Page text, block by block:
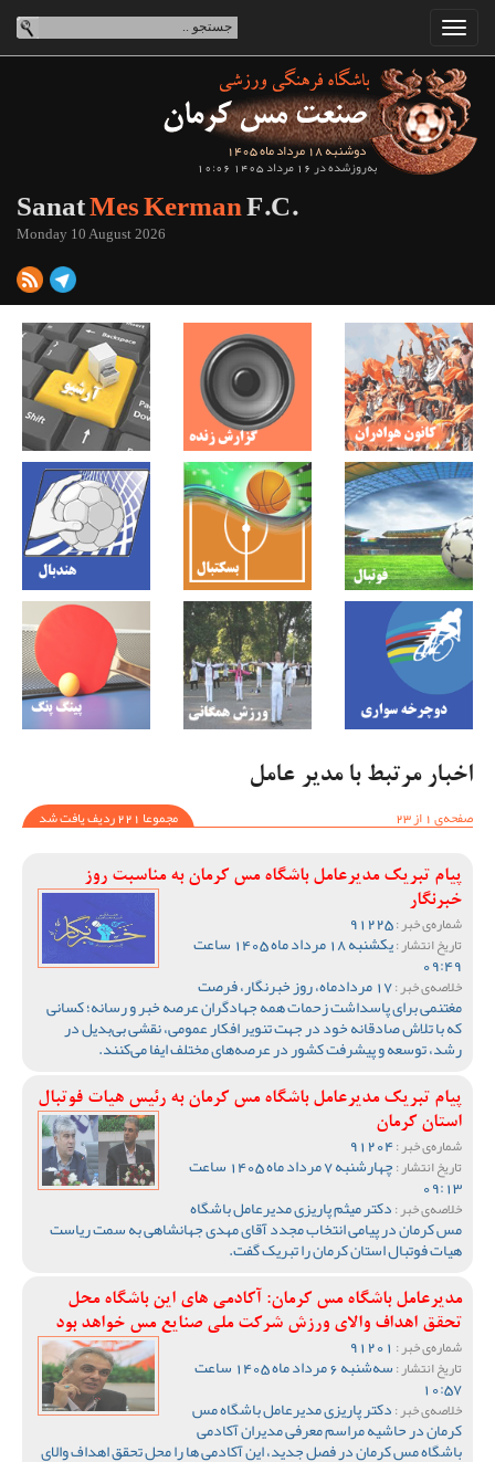
دوشنبه 18 مرداد ماه 1405
به‌روزشده در 16 مرداد 1405 10:06
SanatMes KermanF.C.
Monday 10 August 2026
اخبار مرتبط با مدیر عامل
صفحه‌ی 1 از 23
مجموعا 221 ردیف یافت شد
پیام تبریک مدیرعامل باشگاه مس کرمان به مناسبت روز
خبرنگار
شماره‌ی خبر :
تاریخ انتشار : یکشنبه 18 مرداد ماه 1405 ساعت
09:49
خلاصه‌ی خبر : 17 مردادماه، روز خبرنگار، فرصت
مغتنمی برای پاسداشت زحمات همه جهادگران عرصه خبر و رسانه؛ کسانی
که با تلاش صادقانه خود در جهت تنویر افکار عمومی، نقشی بی‌بدیل در
رشد، توسعه و پیشرفت کشور در عرصه‌های مختلف ایفا می‌کنند.
پیام تبریک مدیرعامل باشگاه مس کرمان به رئیس هیات فوتبال
استان کرمان
شماره‌ی خبر :
تاریخ انتشار : چهارشنبه 7 مرداد ماه 1405 ساعت
09:13
خلاصه‌ی خبر :دکتر میثم پاریزی مدیرعامل باشگاه
مس کرمان در پیامی انتخاب مجدد آقای مهدی جهانشاهی به سمت ریاست
هیات فوتبال استان کرمان را تبریک گفت‌.
مدیرعامل باشگاه مس کرمان: آکادمی های این باشگاه محل
تحقق اهداف والای ورزش شرکت ملی صنایع مس خواهد بود
شماره‌ی خبر :
تاریخ انتشار : سه‌شنبه 6 مرداد ماه 1405 ساعت
10:57
خلاصه‌ی خبر :دکتر پاریزی مدیرعامل باشگاه مس
کرمان در حاشیه مراسم معرفی مدیران آکادمی
باشگاه مس کرمان در فصل جدید، این آکادمی ها را محل تحقق اهداف والای